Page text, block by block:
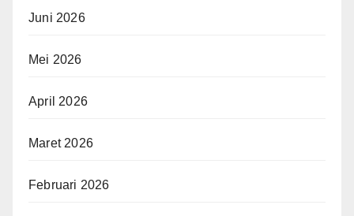
Juni 2026
Mei 2026
April 2026
Maret 2026
Februari 2026